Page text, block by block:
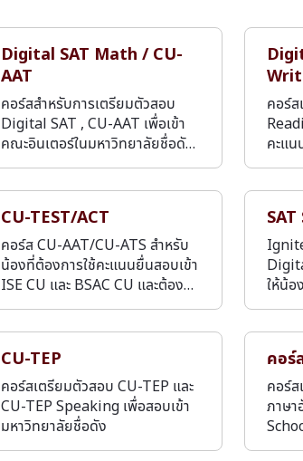
Digital SAT Math / CU-
AAT
คอร์สสำหรับการเตรียมตัวสอบ
Digital SAT , CU-AAT เพื่อเข้า
คณะอินเตอร์ในมหาวิทยาลัยชื่อดั…
คอร์ส
คะแ
CU-TEST/ACT
คอร์ส CU-AAT/CU-ATS สำหรับ
น้องที่ต้องการใช้คะแนนยื่นสอบเข้า
ISE CU และ BSAC CU และต้อง…
ให้น้อ
CU-TEP
คอร์สเตรียมตัวสอบ CU-TEP และ
CU-TEP Speaking เพื่อสอบเข้า
มหาวิทยาลัยชื่อดัง
คอร์
คอร์
ภาษ